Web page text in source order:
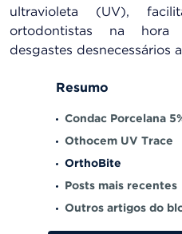
ultravioleta (UV),
ortodontistas na hora
desgastes desnecessários
Resumo
Condac Porcelana
Othocem UV Trace
OrthoBite
Posts mais recentes
Outros artigos do